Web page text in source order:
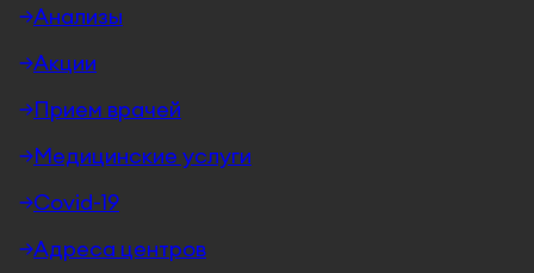
Анализы
Акции
Прием врачей
Медицинские услуги
Covid-19
Адреса центров